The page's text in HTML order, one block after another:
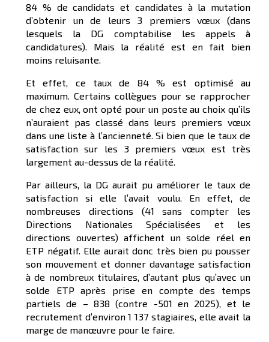
84 % de candidats et candidates à la mutation
d’obtenir un de leurs 3 premiers vœux (dans
lesquels la DG comptabilise les appels à
candidatures). Mais la réalité est en fait bien
moins reluisante.
Et effet, ce taux de 84 % est optimisé au
maximum. Certains collègues pour se rapprocher
de chez eux, ont opté pour un poste au choix qu’ils
n’auraient pas classé dans leurs premiers vœux
dans une liste à l’ancienneté. Si bien que le taux de
satisfaction sur les 3 premiers vœux est très
largement au-dessus de la réalité.
Par ailleurs, la DG aurait pu améliorer le taux de
satisfaction si elle l’avait voulu. En effet, de
nombreuses directions (41 sans compter les
Directions Nationales Spécialisées et les
directions ouvertes) affichent un solde réel en
ETP négatif. Elle aurait donc très bien pu pousser
son mouvement et donner davantage satisfaction
à de nombreux titulaires, d’autant plus qu’avec un
solde ETP après prise en compte des temps
partiels de – 838 (contre -501 en 2025), et le
recrutement d’environ 1 137 stagiaires, elle avait la
marge de manœuvre pour le faire.